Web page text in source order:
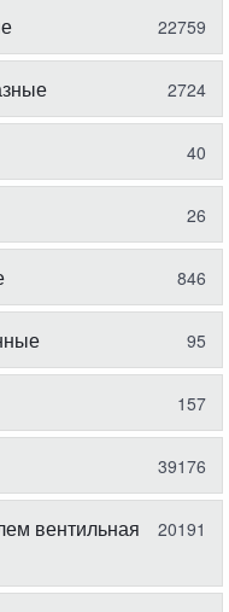
22759
2724
40
26
846
95
157
39176
вентильная
20191